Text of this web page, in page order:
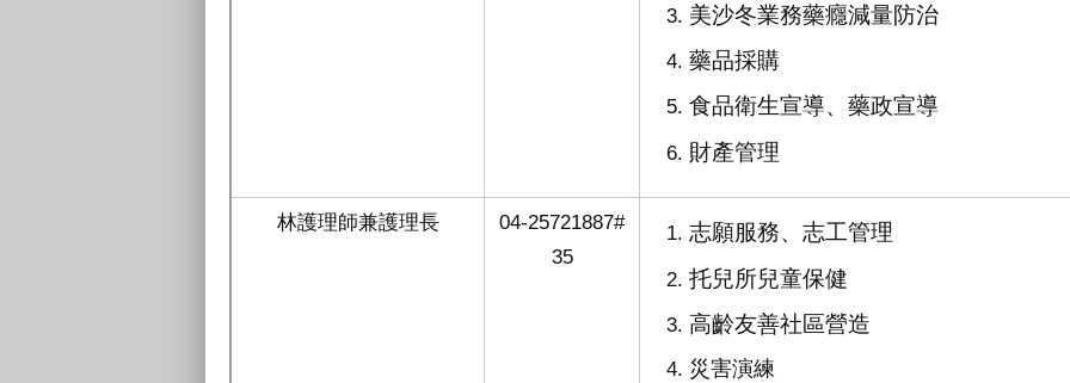
美沙冬業務藥癮減量防治
藥品採購
食品衛生宣導、藥政宣導
財產管理
林護理師兼護理長
04-25721887#
35
志願服務、志工管理
托兒所兒童保健
高齡友善社區營造
災害演練